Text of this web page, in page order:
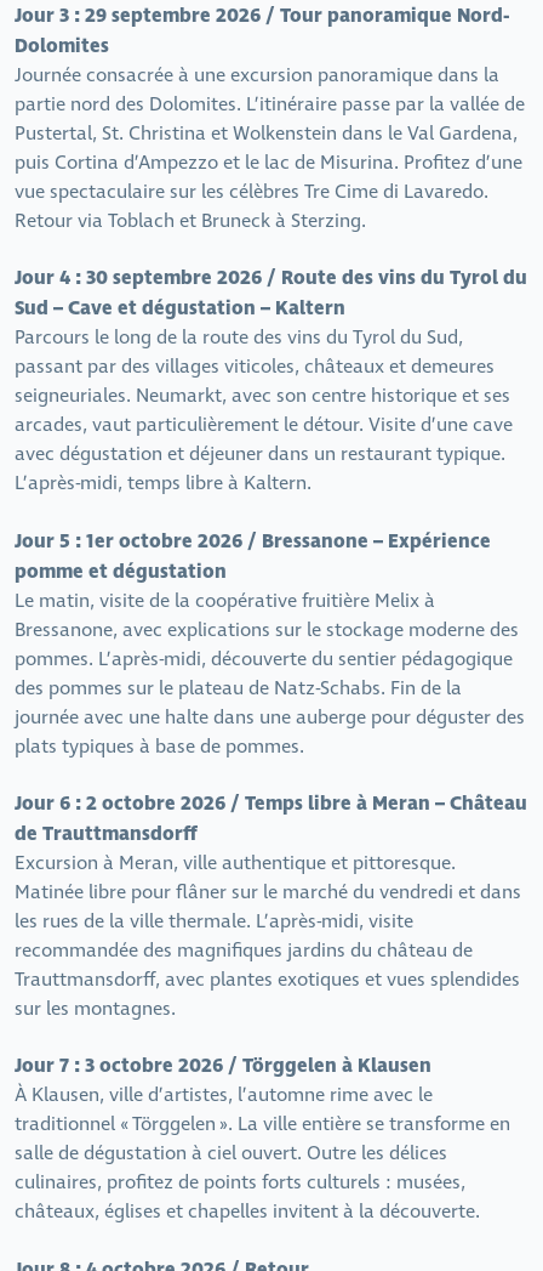
Jour 3 : 29 septembre 2026 / Tour panoramique Nord-
Dolomites
Journée consacrée à une excursion panoramique dans la
partie nord des Dolomites. L’itinéraire passe par la vallée de
Pustertal, St. Christina et Wolkenstein dans le Val Gardena,
puis Cortina d’Ampezzo et le lac de Misurina. Profitez d’une
vue spectaculaire sur les célèbres Tre Cime di Lavaredo.
Retour via Toblach et Bruneck à Sterzing.
Jour 4 : 30 septembre 2026 / Route des vins du Tyrol du
Sud – Cave et dégustation – Kaltern
Parcours le long de la route des vins du Tyrol du Sud,
passant par des villages viticoles, châteaux et demeures
seigneuriales. Neumarkt, avec son centre historique et ses
arcades, vaut particulièrement le détour. Visite d’une cave
avec dégustation et déjeuner dans un restaurant typique.
L’après-midi, temps libre à Kaltern.
Jour 5 : 1er octobre 2026 / Bressanone – Expérience
pomme et dégustation
Le matin, visite de la coopérative fruitière Melix à
Bressanone, avec explications sur le stockage moderne des
pommes. L’après-midi, découverte du sentier pédagogique
des pommes sur le plateau de Natz-Schabs. Fin de la
journée avec une halte dans une auberge pour déguster des
plats typiques à base de pommes.
Jour 6 : 2 octobre 2026 / Temps libre à Meran – Château
de Trauttmansdorff
Excursion à Meran, ville authentique et pittoresque.
Matinée libre pour flâner sur le marché du vendredi et dans
les rues de la ville thermale. L’après-midi, visite
recommandée des magnifiques jardins du château de
Trauttmansdorff, avec plantes exotiques et vues splendides
sur les montagnes.
Jour 7 : 3 octobre 2026 / Törggelen à Klausen
À Klausen, ville d’artistes, l’automne rime avec le
traditionnel « Törggelen ». La ville entière se transforme en
salle de dégustation à ciel ouvert. Outre les délices
culinaires, profitez de points forts culturels : musées,
châteaux, églises et chapelles invitent à la découverte.